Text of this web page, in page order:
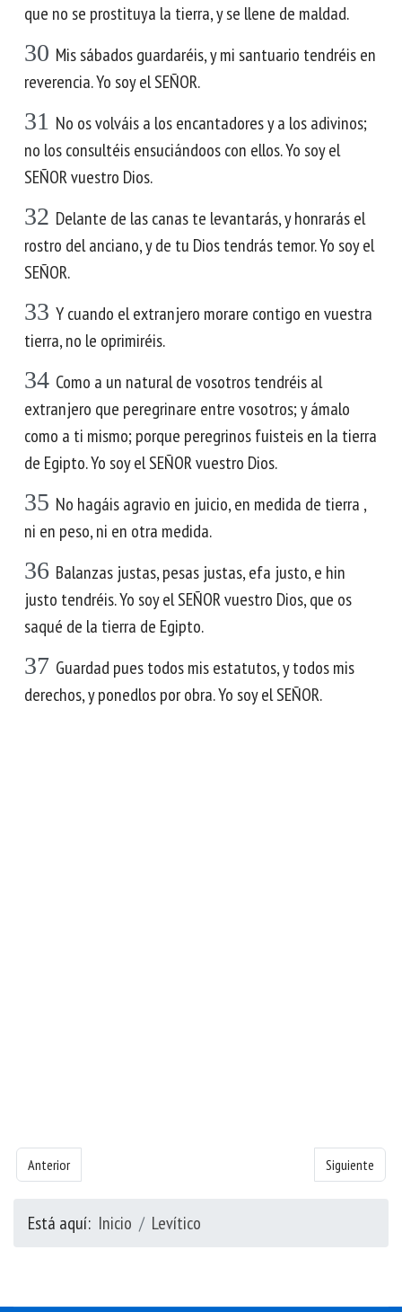
que no se prostituya la tierra, y se llene de maldad.
30 Mis sábados guardaréis, y mi santuario tendréis en
reverencia. Yo soy el SEÑOR.
31 No os volváis a los encantadores y a los adivinos;
no los consultéis ensuciándoos con ellos. Yo soy el
SEÑOR vuestro Dios.
32 Delante de las canas te levantarás, y honrarás el
rostro del anciano, y de tu Dios tendrás temor. Yo soy el
SEÑOR.
33 Y cuando el extranjero morare contigo en vuestra
tierra, no le oprimiréis.
34 Como a un natural de vosotros tendréis al
extranjero que peregrinare entre vosotros; y ámalo
como a ti mismo; porque peregrinos fuisteis en la tierra
de Egipto. Yo soy el SEÑOR vuestro Dios.
35 No hagáis agravio en juicio, en medida de tierra ,
ni en peso, ni en otra medida.
36 Balanzas justas, pesas justas, efa justo, e hin
justo tendréis. Yo soy el SEÑOR vuestro Dios, que os
saqué de la tierra de Egipto.
37 Guardad pues todos mis estatutos, y todos mis
derechos, y ponedlos por obra. Yo soy el SEÑOR.
Artículo anterior: Libro de Levítico - Capítulo 18
Anterior Artículo
Siguiente
Está aquí: Inicio Levítico